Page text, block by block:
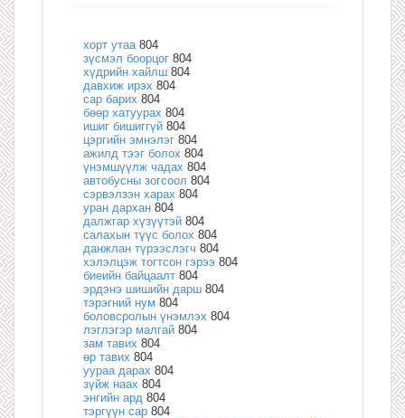
хорт утаа 804
зүсмэл боорцог 804
хүдрийн хайлш 804
давхиж ирэх 804
сар барих 804
бөөр хатуурах 804
ишиг бишиггүй 804
цэргийн эмнэлэг 804
ажилд тээг болох 804
үнэмшүүлж чадах 804
автобусны зогсоол 804
сэрвэлзэн харах 804
уран дархан 804
далжгар хүзүүтэй 804
салахын түүс болох 804
данжлан түрээслэгч 804
хэлэлцэж тогтсон гэрээ 804
биеийн байцаалт 804
эрдэнэ шишийн дарш 804
тэрэгний нум 804
боловсролын үнэмлэх 804
лэглэгэр малгай 804
зам тавих 804
өр тавих 804
уураа дарах 804
зүйж наах 804
энгийн ард 804
тэргүүн сар 804